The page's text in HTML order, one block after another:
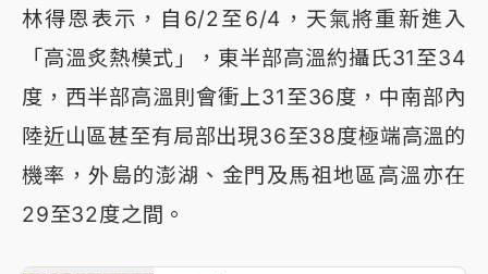
林得恩表示，自6/2至6/4，天氣將重新進入
「高溫炙熱模式」，東半部高溫約攝氏31至34
度，西半部高溫則會衝上31至36度，中南部內
陸近山區甚至有局部出現36至38度極端高溫的
機率，外島的澎湖、金門及馬祖地區高溫亦在
29至32度之間。